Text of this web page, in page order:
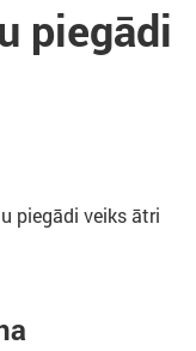
piegādi
piegādi veiks ātri